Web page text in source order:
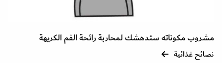
مشروب مكوناته ستدهشك لمحاربة رائحة الفم الكريهة
نصائح غذائية